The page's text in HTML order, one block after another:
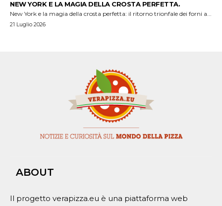
NEW YORK E LA MAGIA DELLA CROSTA PERFETTA.
New York e la magia della crosta perfetta: il ritorno trionfale dei forni a...
21 Luglio 2026
ABOUT
Il progetto verapizza.eu è una piattaforma web